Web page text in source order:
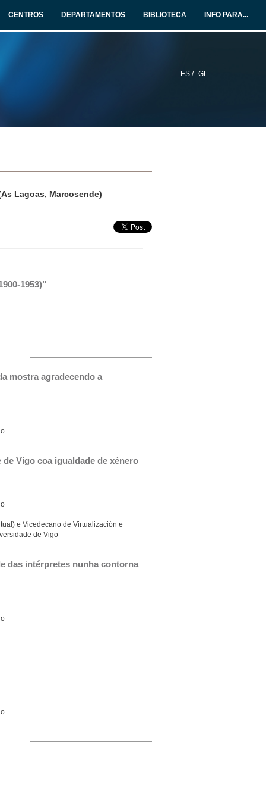
CENTROS DEPARTAMENTOS BIBLIOTECA INFO PARA...
ES / GL
Lagoas, Marcosende)
1953)"
mostra agradecendo a
Vigo coa igualdade de xénero
e Vicedecano de Virtualización e
de Vigo
das intérpretes nunha contorna